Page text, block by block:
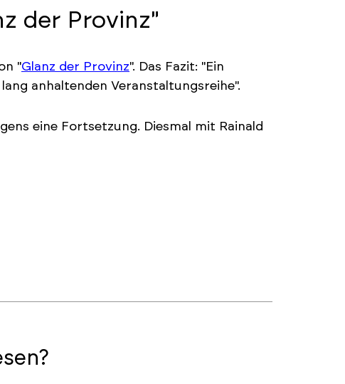
der Provinz"
"Glanz der Provinz". Das Fazit: "Ein
anhaltenden Veranstaltungsreihe".
eine Fortsetzung. Diesmal mit Rainald